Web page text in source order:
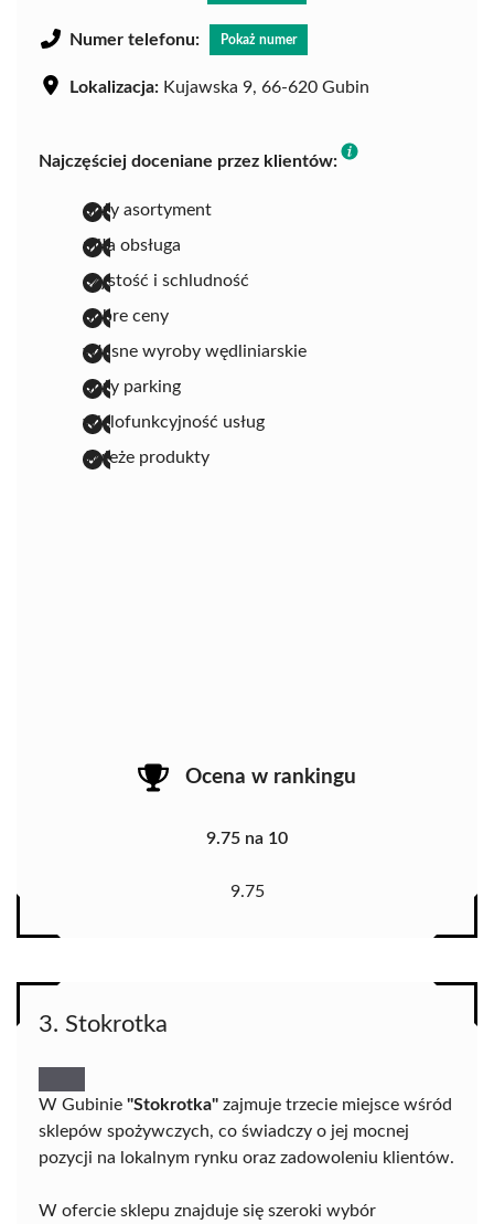
Numer telefonu: Pokaż numer
Lokalizacja: Kujawska 9, 66-620 Gubin
Najczęściej doceniane przez klientów:
duży asortyment
miła obsługa
czystość i schludność
dobre ceny
własne wyroby wędliniarskie
duży parking
wielofunkcyjność usług
świeże produkty
Ocena w rankingu
9.75 na 10
9.75
3. Stokrotka
W Gubinie "Stokrotka" zajmuje trzecie miejsce wśród
sklepów spożywczych, co świadczy o jej mocnej
pozycji na lokalnym rynku oraz zadowoleniu klientów.
W ofercie sklepu znajduje się szeroki wybór